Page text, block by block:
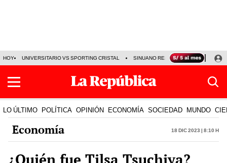
HOY UNIVERSITARIO VS SPORTING CRISTAL SINUANO RESULTADOS HOY
LO ÚLTIMO POLÍTICA OPINIÓN ECONOMÍA SOCIEDAD MUNDO
Economía 18 Dic 2023 | 8:10 h
¿Quién fue Tilsa Tsuchiya?